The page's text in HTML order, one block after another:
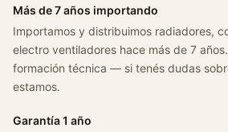
Más de 7 años importando
Importamos y distribuimos radiadores,
electro ventiladores hace más de 7
formación técnica — si tenés dudas
estamos.
Garantía 1 año